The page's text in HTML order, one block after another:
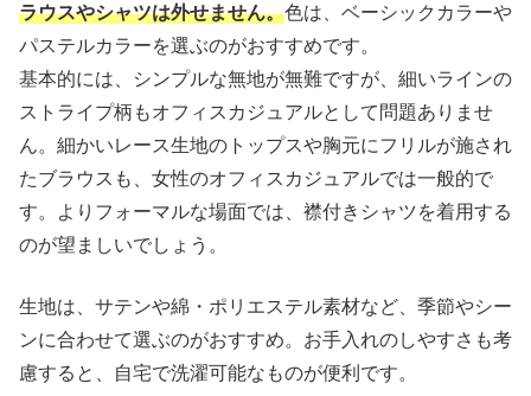
ラウスやシャツは外せません。色は、ベーシックカラーや
パステルカラーを選ぶのがおすすめです。
基本的には、シンプルな無地が無難ですが、細いラインの
ストライプ柄もオフィスカジュアルとして問題ありませ
ん。細かいレース生地のトップスや胸元にフリルが施され
たブラウスも、女性のオフィスカジュアルでは一般的で
す。よりフォーマルな場面では、襟付きシャツを着用する
のが望ましいでしょう。
生地は、サテンや綿・ポリエステル素材など、季節やシー
ンに合わせて選ぶのがおすすめ。お手入れのしやすさも考
慮すると、自宅で洗濯可能なものが便利です。